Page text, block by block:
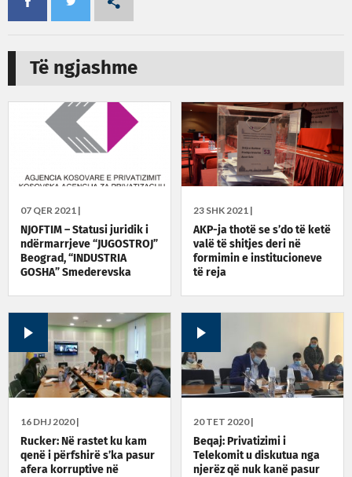
Të ngjashme
07 QER 2021 |
NJOFTIM – Statusi juridik i
ndërmarrjeve “JUGOSTROJ”
Beograd, “INDUSTRIA
GOSHA” Smederevska
23 SHK 2021 |
AKP-ja thotë se s’do të ketë
valë të shitjes deri në
formimin e institucioneve
të reja
16 DHJ 2020 |
Rucker: Në rastet ku kam
qenë i përfshirë s’ka pasur
afera korruptive në
20 TET 2020 |
Beqaj: Privatizimi i
Telekomit u diskutua nga
njerëz që nuk kanë pasur